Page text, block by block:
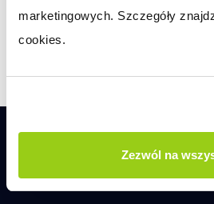
marketingowych. Szczegóły
cookies.
Zezwól na